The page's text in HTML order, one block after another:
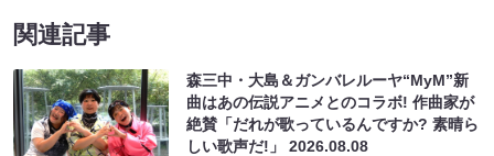
関連記事
森三中・大島＆ガンバレルーヤ“MyM”新
曲はあの伝説アニメとのコラボ! 作曲家が
絶賛「だれが歌っているんですか? 素晴ら
しい歌声だ!」2026.08.08